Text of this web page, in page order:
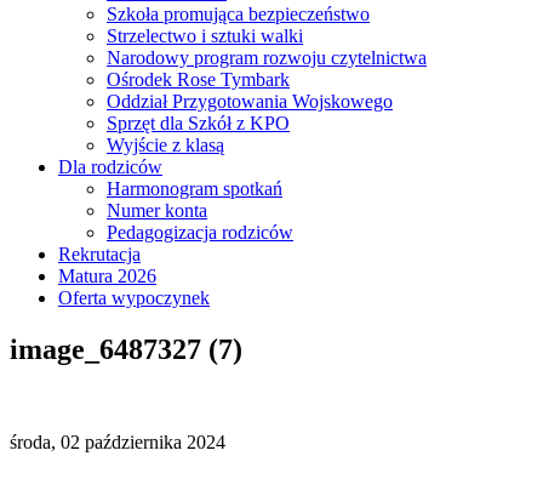
Szkoła promująca bezpieczeństwo
Strzelectwo i sztuki walki
Narodowy program rozwoju czytelnictwa
Ośrodek Rose Tymbark
Oddział Przygotowania Wojskowego
Sprzęt dla Szkół z KPO
Wyjście z klasą
Dla rodziców
Harmonogram spotkań
Numer konta
Pedagogizacja rodziców
Rekrutacja
Matura 2026
Oferta wypoczynek
image_6487327 (7)
środa, 02 października 2024